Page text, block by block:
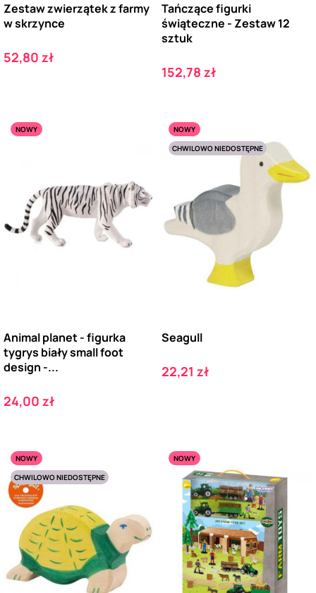
Zestaw zwierzątek z farmy
w skrzynce
Cena
52,80 zł
Tańczące figurki
świąteczne - Zestaw 12
sztuk
Cena
152,78 zł
NOWY
Animal planet - figurka
tygrys biały small foot
design -...
Cena
24,00 zł
NOWY
CHWILOWO NIEDOSTĘPNE
Seagull
Cena
22,21 zł
NOWY
CHWILOWO NIEDOSTĘPNE
NOWY